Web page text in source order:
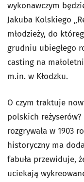
wykonawczym
Jakuba Kolskiego
młodzieży, do
grudniu ubiegłego
casting na
m.in. w Kłodzku.
O czym traktuje
polskich
rozgrywała w 1903
historyczny ma
fabuła przewiduje,
uciekają